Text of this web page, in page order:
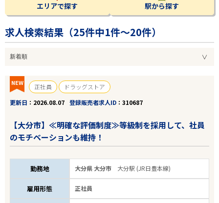
エリアで探す 駅から探す
求人検索結果（25件中1件～20件）
NEW 正社員
ドラッグストア
更新日
2026.08.07 登録販売者求人ID 310687
【大分市】≪明確な評価制度≫等級制を採用して、社員
のモチベーションも維持！
勤務地 大分県 大分市 大分駅 (JR日豊本線)
雇用形態 正社員